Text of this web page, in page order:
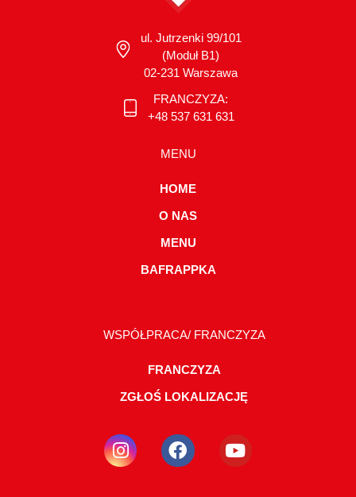
ul. Jutrzenki 99/101
(Moduł B1)
02-231 Warszawa
FRANCZYZA:
+48 537 631 631
MENU
HOME
O NAS
MENU
BAFRAPPKA
WSPÓŁPRACA/ FRANCZYZA
FRANCZYZA
ZGŁOŚ LOKALIZACJĘ